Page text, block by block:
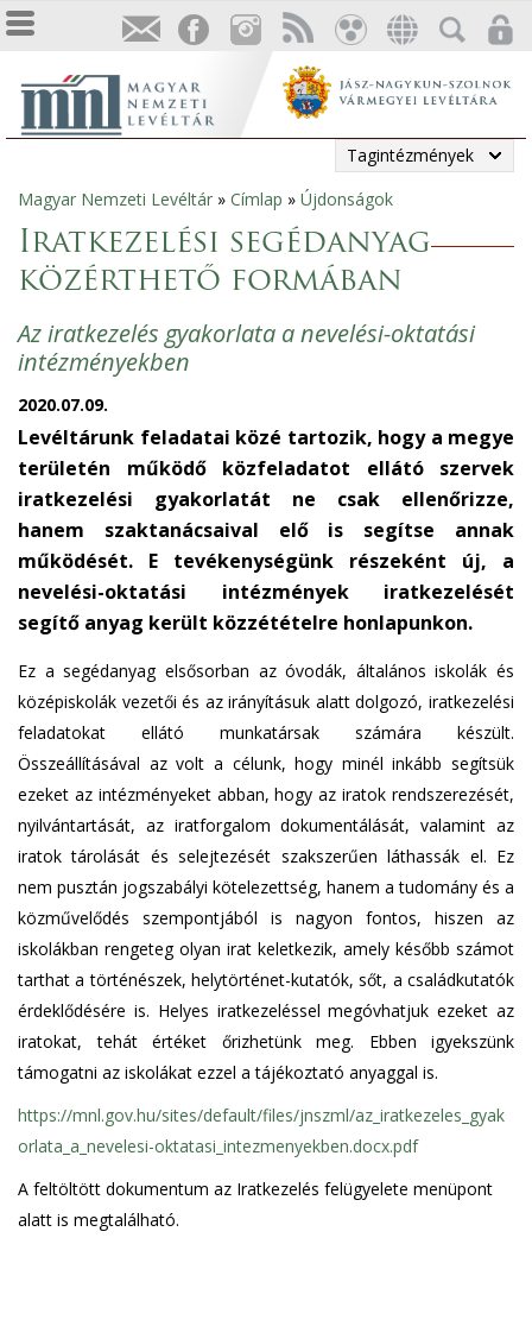
Tagintézmények
Jelenlegi
hely
Magyar Nemzeti Levéltár » Címlap » Újdonságok
Iratkezelési segédanyag
közérthető formában
Az iratkezelés gyakorlata a nevelési-oktatási
intézményekben
2020.07.09.
Levéltárunk feladatai közé tartozik, hogy a megye
területén működő közfeladatot ellátó szervek
iratkezelési gyakorlatát ne csak ellenőrizze,
hanem szaktanácsaival elő is segítse annak
működését. E tevékenységünk részeként új, a
nevelési-oktatási intézmények iratkezelését
segítő anyag került közzétételre honlapunkon.
Ez a segédanyag elsősorban az óvodák, általános iskolák és
középiskolák vezetői és az irányításuk alatt dolgozó, iratkezelési
feladatokat ellátó munkatársak számára készült.
Összeállításával az volt a célunk, hogy minél inkább segítsük
ezeket az intézményeket abban, hogy az iratok rendszerezését,
nyilvántartását, az iratforgalom dokumentálását, valamint az
iratok tárolását és selejtezését szakszerűen láthassák el. Ez
nem pusztán jogszabályi kötelezettség, hanem a tudomány és a
közművelődés szempontjából is nagyon fontos, hiszen az
iskolákban rengeteg olyan irat keletkezik, amely később számot
tarthat a történészek, helytörténet-kutatók, sőt, a családkutatók
érdeklődésére is. Helyes iratkezeléssel megóvhatjuk ezeket az
iratokat, tehát értéket őrizhetünk meg. Ebben igyekszünk
támogatni az iskolákat ezzel a tájékoztató anyaggal is.
https://mnl.gov.hu/sites/default/files/jnszml/az_iratkezeles_gyak
orlata_a_nevelesi-oktatasi_intezmenyekben.docx.pdf
A feltöltött dokumentum az Iratkezelés felügyelete menüpont
alatt is megtalálható.